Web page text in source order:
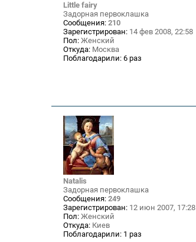
Little fairy
Задорная первоклашка
Сообщения: 210
Зарегистрирован: 14 фев 2008, 22:58
Пол: Женский
Откуда: Москва
Поблагодарили: 6 раз
Natalis
Задорная первоклашка
Сообщения: 249
Зарегистрирован: 12 июн 2007, 17:28
Пол: Женский
Откуда: Киев
Поблагодарили: 1 раз